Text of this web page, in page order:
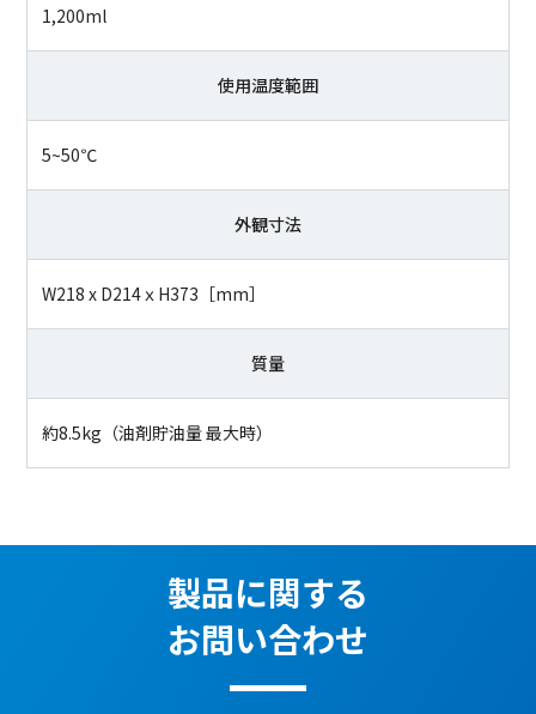
1,200ml
使用温度範囲
5~50℃
外観寸法
W218 x D214ｘH373［mm］
質量
約8.5kg（油剤貯油量 最大時）
製品に関する
お問い合わせ